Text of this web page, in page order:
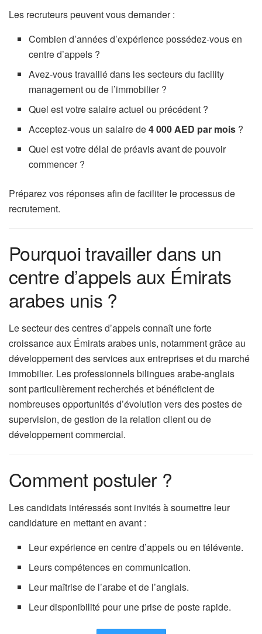
Les recruteurs peuvent vous demander :
Combien d’années d’expérience possédez-vous en
centre d’appels ?
Avez-vous travaillé dans les secteurs du facility
management ou de l’immobilier ?
Quel est votre salaire actuel ou précédent ?
Acceptez-vous un salaire de4 000 AED par mois ?
Quel est votre délai de préavis avant de pouvoir
commencer ?
Préparez vos réponses afin de faciliter le processus de
recrutement.
Pourquoi travailler dans un
centre d’appels aux Émirats
arabes unis ?
Le secteur des centres d’appels connaît une forte
croissance aux Émirats arabes unis, notamment grâce au
développement des services aux entreprises et du marché
immobilier. Les professionnels bilingues arabe-anglais
sont particulièrement recherchés et bénéficient de
nombreuses opportunités d’évolution vers des postes de
supervision, de gestion de la relation client ou de
développement commercial.
Comment postuler ?
Les candidats intéressés sont invités à soumettre leur
candidature en mettant en avant :
Leur expérience en centre d’appels ou en télévente.
Leurs compétences en communication.
Leur maîtrise de l’arabe et de l’anglais.
Leur disponibilité pour une prise de poste rapide.